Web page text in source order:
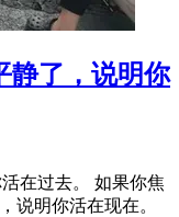
静了，说明你
在过去。 如果你焦
说明你活在现在。